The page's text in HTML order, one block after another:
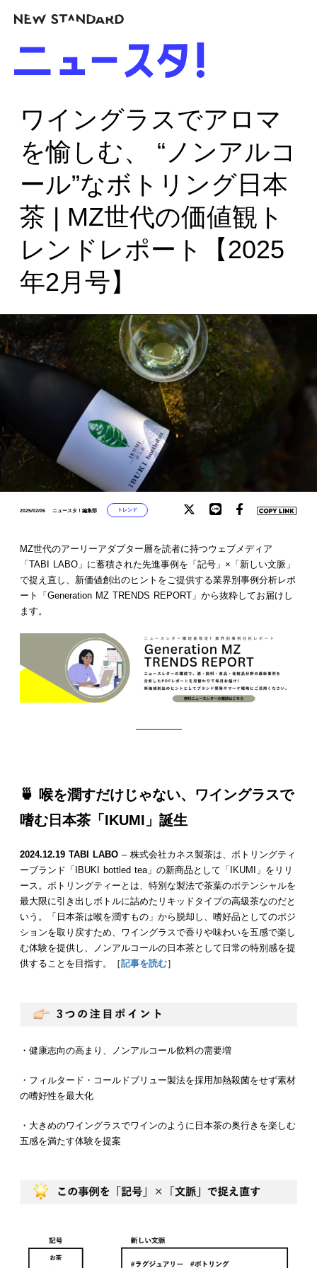
ワイングラスでアロマ
を愉しむ、 “ノンアルコ
ール”なボトリング日本
茶 | MZ世代の価値観ト
レンドレポート【2025
年2月号】
2025/02/06 ニュースタ！編集部 トレンド
MZ世代のアーリーアダプター層を読者に持つウェブメディア
「TABI LABO」に蓄積された先進事例を「記号」×「新しい文脈」
で捉え直し、新価値創出のヒントをご提供する業界別事例分析レポ
ート「Generation MZ TRENDS REPORT」から抜粋してお届けし
ます。
—————
🍵 喉を潤すだけじゃない、ワイングラスで
嗜む日本茶「IKUMI」誕生
2024.12.19 TABI LABO – 株式会社カネス製茶は、ボトリングティ
ーブランド「IBUKI bottled tea」の新商品として「IKUMI」をリリ
ース。ボトリングティーとは、特別な製法で茶葉のポテンシャルを
最大限に引き出しボトルに詰めたリキッドタイプの高級茶なのだと
いう。「日本茶は喉を潤すもの」から脱却し、嗜好品としてのポジ
ションを取り戻すため、ワイングラスで香りや味わいを五感で楽し
む体験を提供し、ノンアルコールの日本茶として日常の特別感を提
供することを目指す。［記事を読む］
・健康志向の高まり、ノンアルコール飲料の需要増
・フィルタード・コールドブリュー製法を採用加熱殺菌をせず素材
の嗜好性を最大化
・大きめのワイングラスでワインのように日本茶の奥行きを楽しむ
五感を満たす体験を提案